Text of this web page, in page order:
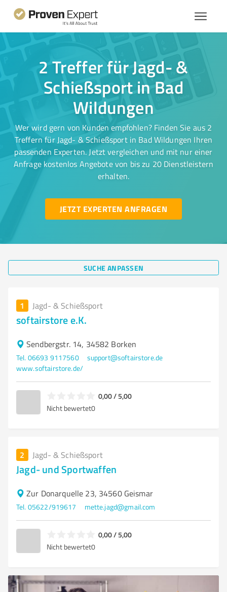
2 Treffer für Jagd- &
Schießsport in Bad
Wildungen
Wer wird gern von Kunden empfohlen? Finden Sie aus 2
Treffern für Jagd- & Schießsport in Bad Wildungen Ihren
passenden Experten. Jetzt vergleichen und mit nur einer
Anfrage kostenlos Angebote von bis zu 20 Dienstleistern
erhalten.
JETZT EXPERTEN ANFRAGEN
SUCHE ANPASSEN
1 Jagd- & Schießsport
softairstore e.K.
Sendbergstr. 14, 34582 Borken
Tel. 06693 9117560
support@softairstore.de
www.softairstore.de/
0,00 / 5,00
Nicht bewertet0
2 Jagd- & Schießsport
Jagd- und Sportwaffen
Zur Donarquelle 23, 34560 Geismar
Tel. 05622/919617 mette.jagd@gmail.com
0,00 / 5,00
Nicht bewertet0